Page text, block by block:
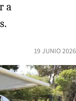
a
19 JUNIO 2026